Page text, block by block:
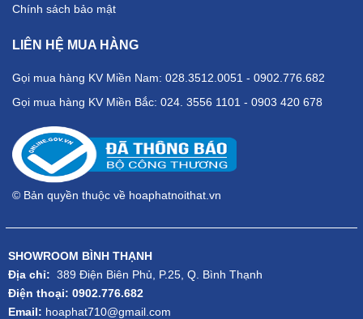
Chính sách bảo mật
LIÊN HỆ MUA HÀNG
Gọi mua hàng KV Miền Nam: 028.3512.0051 - 0902.776.682
Gọi mua hàng KV Miền Bắc: 024. 3556 1101 - 0903 420 678
© Bản quyền thuộc về hoaphatnoithat.vn
SHOWROOM BÌNH THẠNH
Địa chỉ: 389 Điện Biên Phủ, P.25, Q. Bình Thạnh
Điện thoại: 0902.776.682
Email: hoaphat710@gmail.com